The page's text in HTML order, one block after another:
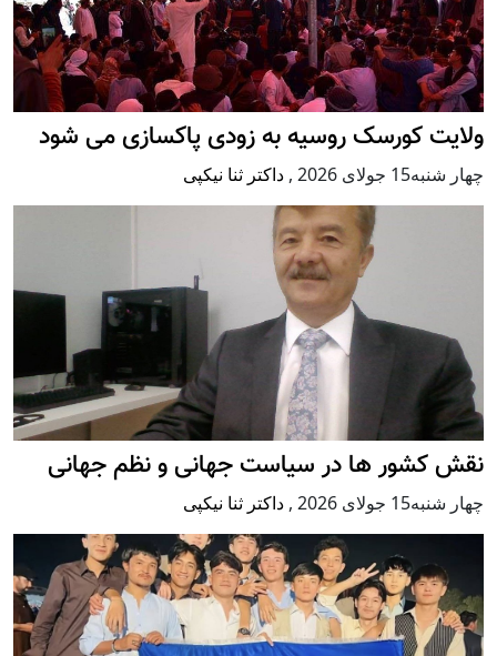
ولایت کورسک روسیه به زودی پاکسازی می شود
چهار شنبه15 جولای 2026 , داکتر ثنا نیکپی
نقش کشور ها در سیاست جهانی و نظم جهانی
چهار شنبه15 جولای 2026 , داکتر ثنا نیکپی